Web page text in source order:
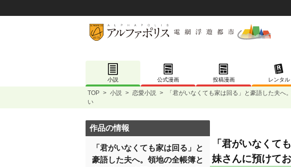
小説 公式漫画 投稿漫画 レンタル
TOP > 小説 > 恋愛小説 >
「君がいなくても家は回る」と豪語した夫
い
「君がいなくて
妹さんに預けて
作品の情報
「君がいなくても家は回る」と
豪語した夫へ。領地の全帳簿と